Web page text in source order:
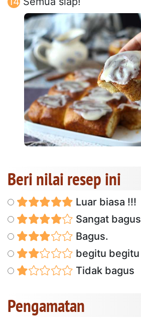
Beri nilai resep ini
Luar biasa !!!
Sangat bagus
Bagus.
begitu begitu
Tidak bagus
Pengamatan